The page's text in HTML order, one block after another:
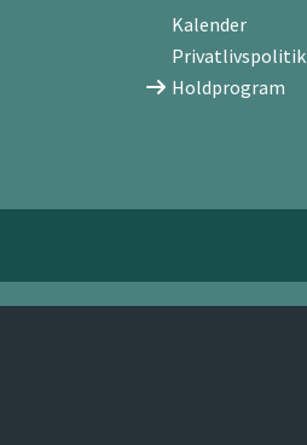
Kalender
Privatlivspolitik
Holdprogram